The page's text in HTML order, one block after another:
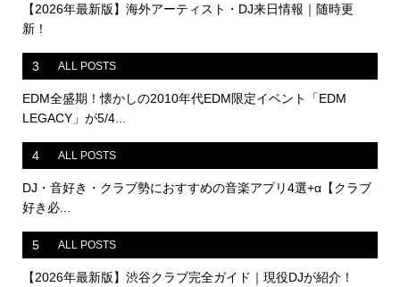
【2026年最新版】海外アーティスト・DJ来日情報｜随時更
新！
3 ALL POSTS
EDM全盛期！懐かしの2010年代EDM限定イベント「EDM
LEGACY」が5/4...
4 ALL POSTS
DJ・音好き・クラブ勢におすすめの音楽アプリ4選+α【クラブ
好き必...
5 ALL POSTS
【2026年最新版】渋谷クラブ完全ガイド｜現役DJが紹介！